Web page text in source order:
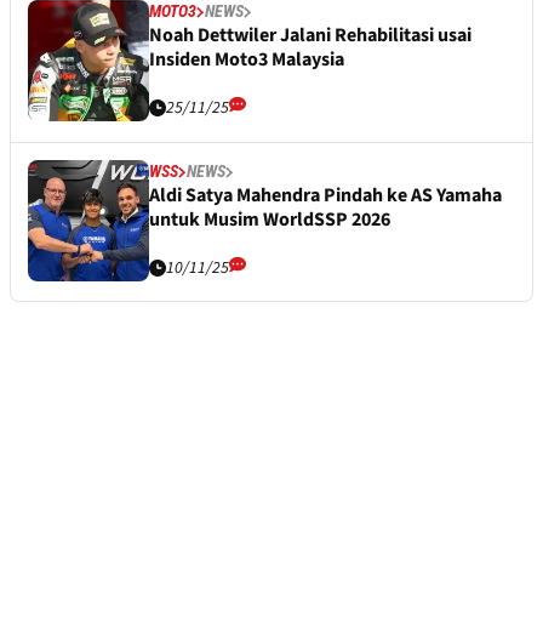
MOTO3 NEWS
Noah Dettwiler Jalani Rehabilitasi usai
Insiden Moto3 Malaysia
25/11/25
WSS NEWS
Aldi Satya Mahendra Pindah ke AS Yamaha
untuk Musim WorldSSP 2026
10/11/25